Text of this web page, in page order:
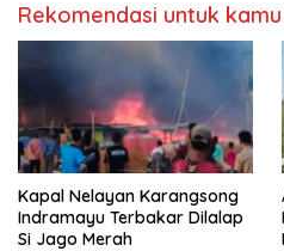
Rekomendasi untuk kamu
Kapal Nelayan Karangsong
Indramayu Terbakar Dilalap
Si Jago Merah